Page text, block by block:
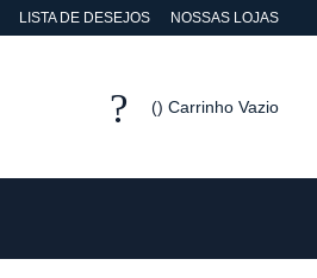
LISTA DE DESEJOS NOSSAS LOJAS
Carrinho Vazio